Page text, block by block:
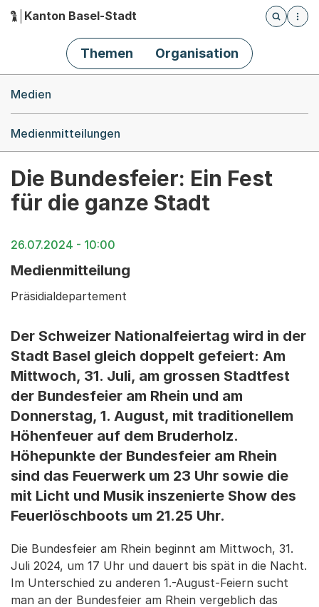
Hauptnavigation
Kanton Basel-Stadt
Öffnet
Themen Organisation
Medien
Medienmitteilungen
Die Bundesfeier: Ein Fest
für die ganze Stadt
26.07.2024 - 10:00
Medienmitteilung
Präsidialdepartement
Der Schweizer Nationalfeiertag wird in der
Stadt Basel gleich doppelt gefeiert: Am
Mittwoch, 31. Juli, am grossen Stadtfest
der Bundesfeier am Rhein und am
Donnerstag, 1. August, mit traditionellem
Höhenfeuer auf dem Bruderholz.
Höhepunkte der Bundesfeier am Rhein
sind das Feuerwerk um 23 Uhr sowie die
mit Licht und Musik inszenierte Show des
Feuerlöschboots um 21.25 Uhr.
Die Bundesfeier am Rhein beginnt am Mittwoch, 31.
Juli 2024, um 17 Uhr und dauert bis spät in die Nacht.
Im Unterschied zu anderen 1.-August-Feiern sucht
man an der Bundesfeier am Rhein vergeblich das